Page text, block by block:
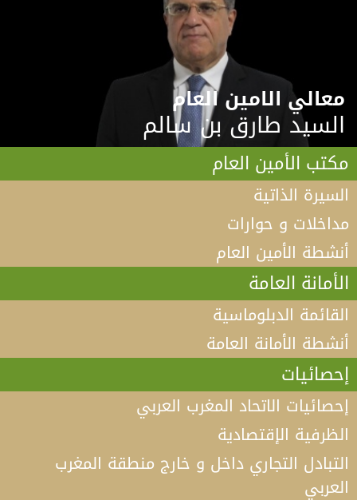
معالي الامين العام
السيد طارق بن سالم
مكتب الأمين العام
السيرة الذاتية
مداخلات و حوارات
أنشطة الأمين العام
الأمانة العامة
القائمة الدبلوماسية
أنشطة الأمانة العامة
إحصائيات
إحصائيات الاتحاد المغرب العربي
الظرفية الإقتصادية
التبادل التجاري داخل و خارج منطقة المغرب
العربي